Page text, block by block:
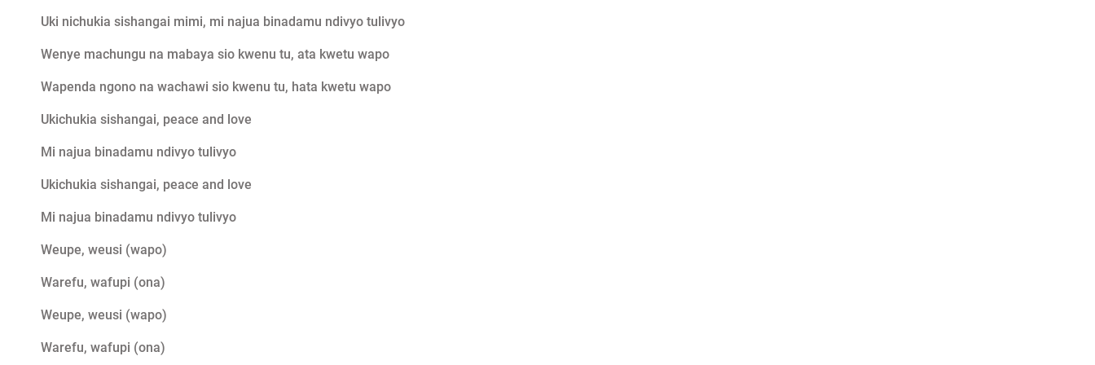
Uki nichukia sishangai mimi, mi najua binadamu ndivyo tulivyo
Wenye machungu na mabaya sio kwenu tu, ata kwetu wapo
Wapenda ngono na wachawi sio kwenu tu, hata kwetu wapo
Ukichukia sishangai, peace and love
Mi najua binadamu ndivyo tulivyo
Ukichukia sishangai, peace and love
Mi najua binadamu ndivyo tulivyo
Weupe, weusi (wapo)
Warefu, wafupi (ona)
Weupe, weusi (wapo)
Warefu, wafupi (ona)